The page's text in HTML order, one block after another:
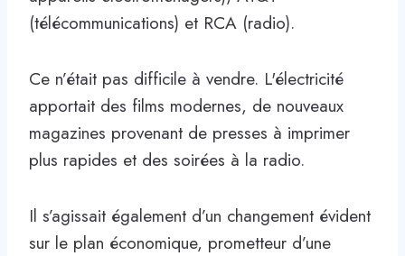
(télécommunications) et RCA (radio).
Ce n’était pas difficile à vendre. L'électricité
apportait des films modernes, de nouveaux
magazines provenant de presses à imprimer
plus rapides et des soirées à la radio.
Il s’agissait également d’un changement évident
sur le plan économique, prometteur d’une